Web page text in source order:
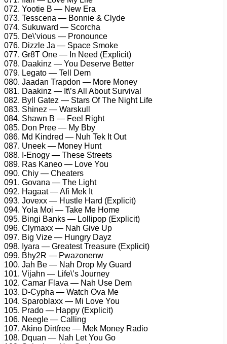
072. Yootie B — New Era
073. Tesscena — Bonnie & Clyde
074. Sukuward — Scorcha
075. De\’vious — Pronounce
076. Dizzle Ja — Space Smoke
077. Gr8T One — In Need (Explicit)
078. Daakinz — You Deserve Better
079. Legato — Tell Dem
080. Jaadan Trapdon — More Money
081. Daakinz — It\’s All About Survival
082. Byll Gatez — Stars Of The Night Life
083. Shinez — Warskull
084. Shawn B — Feel Right
085. Don Pree — My Bby
086. Md Kindred — Nuh Tek It Out
087. Uneek — Money Hunt
088. I-Enogy — These Streets
089. Ras Kaneo — Love You
090. Chiy — Cheaters
091. Govana — The Light
092. Hagaat — Afi Mek It
093. Jovexx — Hustle Hard (Explicit)
094. Yola Moi — Take Me Home
095. Bingi Banks — Lollipop (Explicit)
096. Clymaxx — Nah Give Up
097. Big Vize — Hungry Dayz
098. Iyara — Greatest Treasure (Explicit)
099. Bhy2R — Pwazonenw
100. Jah Be — Nah Drop My Guard
101. Vijahn — Life\’s Journey
102. Camar Flava — Nah Use Dem
103. D-Cypha — Watch Ova Me
104. Sparoblaxx — Mi Love You
105. Prado — Happy (Explicit)
106. Neegle — Calling
107. Akino Dirtfree — Mek Money Radio
108. Dquan — Nah Let You Go